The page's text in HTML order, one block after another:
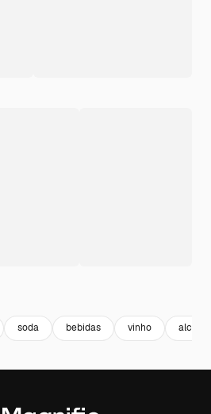
soda bebidas vinho alcool